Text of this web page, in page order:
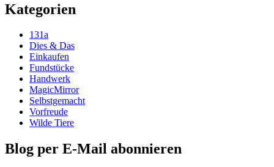
Kategorien
131a
Dies & Das
Einkaufen
Fundstücke
Handwerk
MagicMirror
Selbstgemacht
Vorfreude
Wilde Tiere
Blog per E-Mail abonnieren